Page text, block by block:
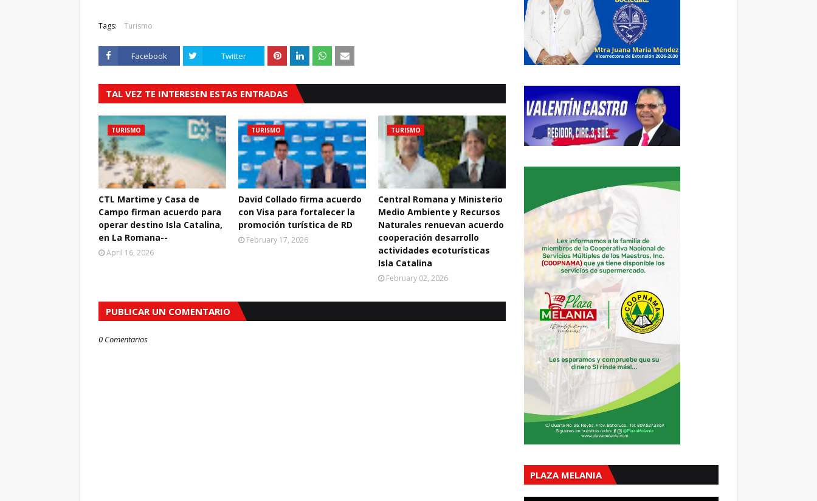
Tags: Turismo
Facebook Twitter
TAL VEZ TE INTERESEN ESTAS ENTRADAS
TURISMO
CTL Martime y Casa de
Campo firman acuerdo para
operar destino Isla Catalina,
en La Romana--
April 16, 2026
TURISMO
David Collado firma acuerdo
con Visa para fortalecer la
promoción turística de RD
February 17, 2026
TURISMO
Central Romana y Ministerio
Medio Ambiente y Recursos
Naturales renuevan acuerdo
cooperación desarrollo
actividades ecoturísticas
Isla Catalina
February 02, 2026
PUBLICAR UN COMENTARIO
0 Comentarios
PLAZA MELANIA